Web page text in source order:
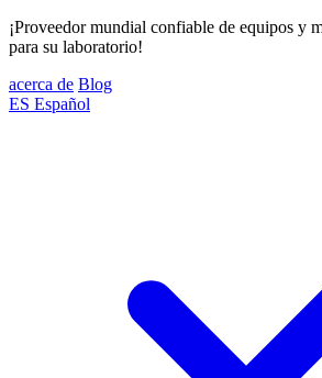
¡Proveedor mundial confiable de equipos y
para su laboratorio!
acerca de Blog
ES Español